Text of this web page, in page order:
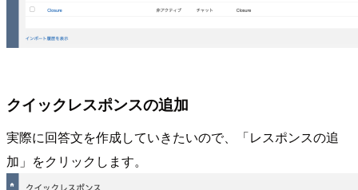
クイックレスポンスの追加
実際に回答文を作成していきたいので、「レスポンスの追
加」をクリックします。